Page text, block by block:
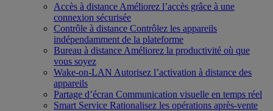
Accès à distance Améliorez l’accès grâce à une
connexion sécurisée
Contrôle à distance Contrôlez les appareils
indépendamment de la plateforme
Bureau à distance Améliorez la productivité où que
vous soyez
Wake-on-LAN Autorisez l’activation à distance des
appareils
Partage d’écran Communication visuelle en temps réel
Smart Service Rationalisez les opérations après-vente